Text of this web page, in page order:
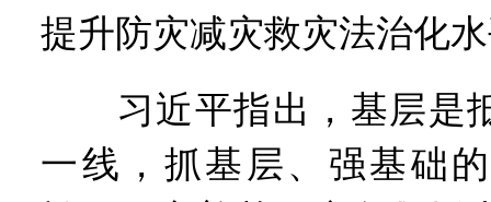
提升防灾减灾救灾法治化
习近平指出，基层是
一线，抓基层、强基础